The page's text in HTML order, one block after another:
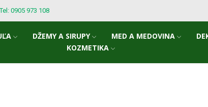
Tel: 0905 973 108
DŽEMY A SIRUPY MED A MEDOVINA
KOZMETIKA